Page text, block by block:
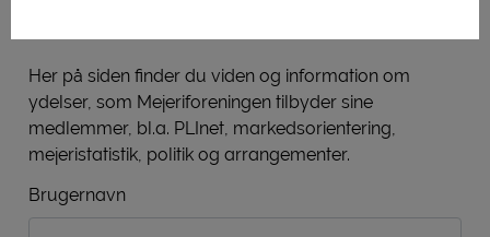
Her på siden finder du viden og information om
ydelser, som Mejeriforeningen tilbyder sine
medlemmer, bl.a. PLInet, markedsorientering,
mejeristatistik, politik og arrangementer.
Brugernavn